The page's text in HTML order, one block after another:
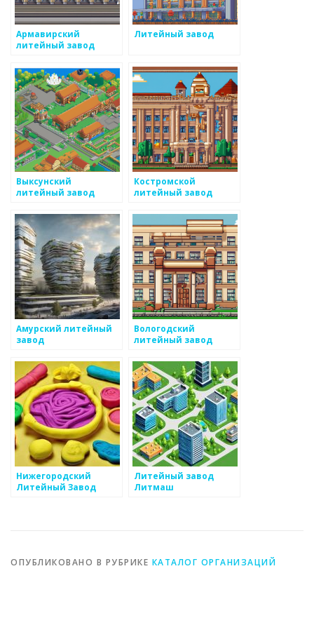
Армавирский
литейный завод
Литейный завод
Выксунский
литейный завод
Костромской
литейный завод
Амурский литейный
завод
Вологодский
литейный завод
Нижегородский
Литейный Завод
Литейный завод
Литмаш
ОПУБЛИКОВАНО В РУБРИКЕ КАТАЛОГ ОРГАНИЗАЦИЙ